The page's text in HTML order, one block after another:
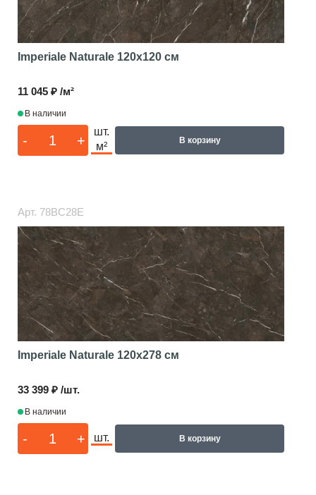
Imperiale Naturale 120x120 см
11 045 ₽ /м²
В наличии
- +
шт.
м²
В корзину
Арт. 78BC28E
Imperiale Naturale 120x278 см
33 399 ₽ /шт.
В наличии
- + шт. В корзину